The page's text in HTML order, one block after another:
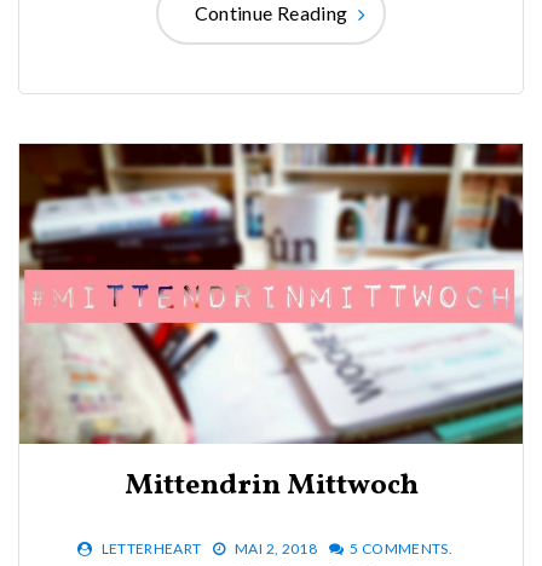
Continue Reading
Mittendrin Mittwoch
LETTERHEART MAI 2, 2018 5 COMMENTS.